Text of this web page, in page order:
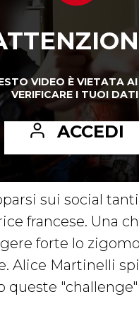
VIDEO È VIETATA
VERIFICARE I TUOI
ACCEDI
sui social
francese. Una
forte lo
Alice Martinelli
queste